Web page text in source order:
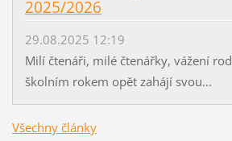
2025/2026
29.08.2025 12:19
Milí čtenáři, milé čtenářky, vážení
školním rokem opět zahájí svou...
Všechny články